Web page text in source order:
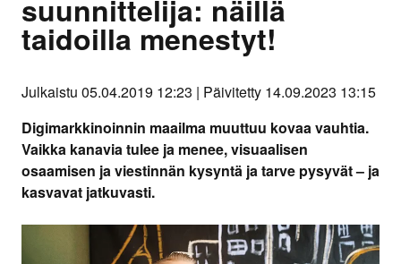
suunnittelija: näillä
taidoilla menestyt!
Julkaistu 05.04.2019 12:23 | Päivitetty 14.09.2023 13:15
Digimarkkinoinnin maailma muuttuu kovaa vauhtia.
Vaikka kanavia tulee ja menee, visuaalisen
osaamisen ja viestinnän kysyntä ja tarve pysyvät – ja
kasvavat jatkuvasti.